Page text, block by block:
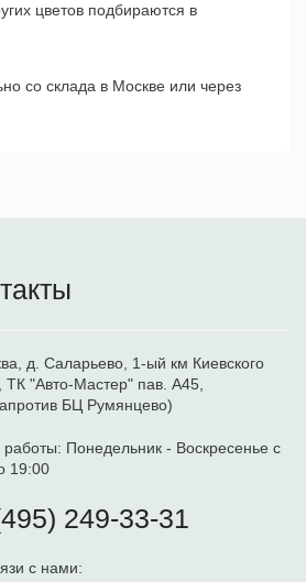
цветов подбираются в
со склада в Москве или через
д. Саларьево, 1-ый км Киевского
ТК "Авто-Мастер" пав. А45,
БЦ Румянцево)
Понедельник - Воскресенье с
19:00
249-33-31
с нами: